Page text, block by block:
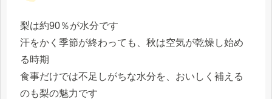
梨は約90％が水分です
汗をかく季節が終わっても、秋は空気が乾燥し始め
る時期
食事だけでは不足しがちな水分を、おいしく補える
のも梨の魅力です